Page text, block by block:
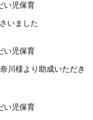
い児保育
いました
い児保育
川様より助成いただき
い児保育